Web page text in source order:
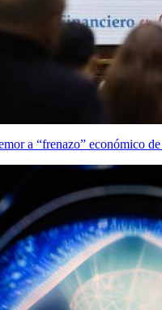
a “frenazo” económico